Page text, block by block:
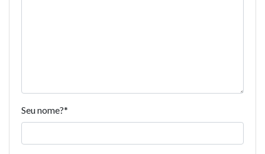
Seu nome?*